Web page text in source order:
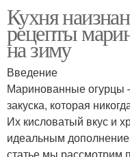
Кухня
рецепты
на зиму
Введение
Маринованные огурцы
закуска, которая
Их кисловатый вкус и
идеальным
статье мы рассмотрим